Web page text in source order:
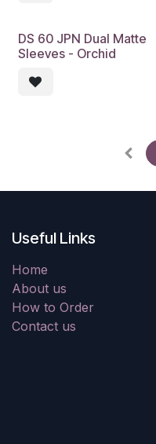
DS 60 JPN Dual Matte
Sleeves - Orchid
Useful Links
Home
About us
How to Order
Contact us